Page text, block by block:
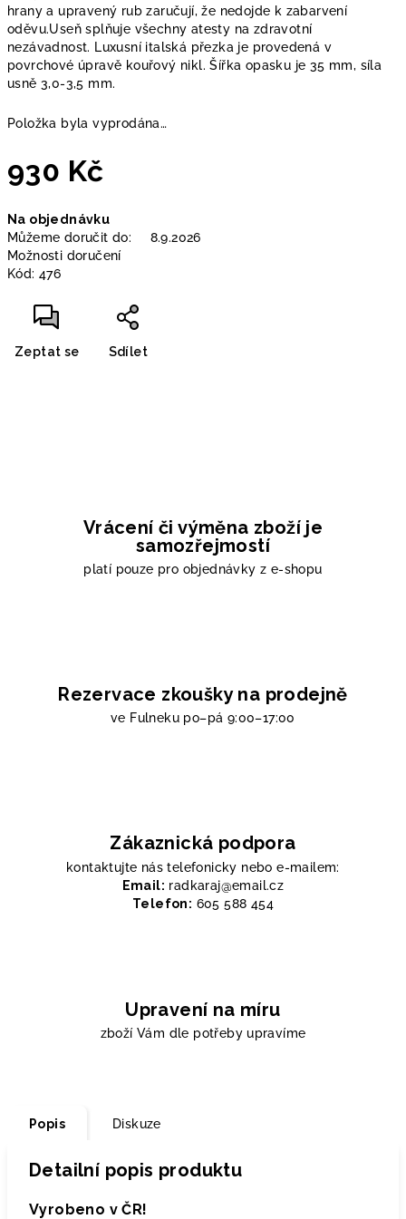
hrany a upravený rub zaručují, že nedojde k zabarvení
oděvu.Useň splňuje všechny atesty na zdravotní
nezávadnost. Luxusní italská přezka je provedená v
povrchové úpravě kouřový nikl. Šířka opasku je 35 mm, síla
usně 3,0-3,5 mm.
Položka byla vyprodána…
930 Kč
cena:
Na objednávku
Můžeme doručit do:
8.9.2026
Možnosti doručení
Kód: 476
Zeptat se Sdílet
Vrácení či výměna zboží je
samozřejmostí
platí pouze pro objednávky z e-shopu
Rezervace zkoušky na prodejně
ve Fulneku po–pá 9:00–17:00
Zákaznická podpora
kontaktujte nás telefonicky nebo e-mailem:
Email: radkaraj@email.cz
Telefon: 605 588 454
Upravení na míru
zboží Vám dle potřeby upravíme
Popis Diskuze
Detailní popis produktu
Vyrobeno v ČR!